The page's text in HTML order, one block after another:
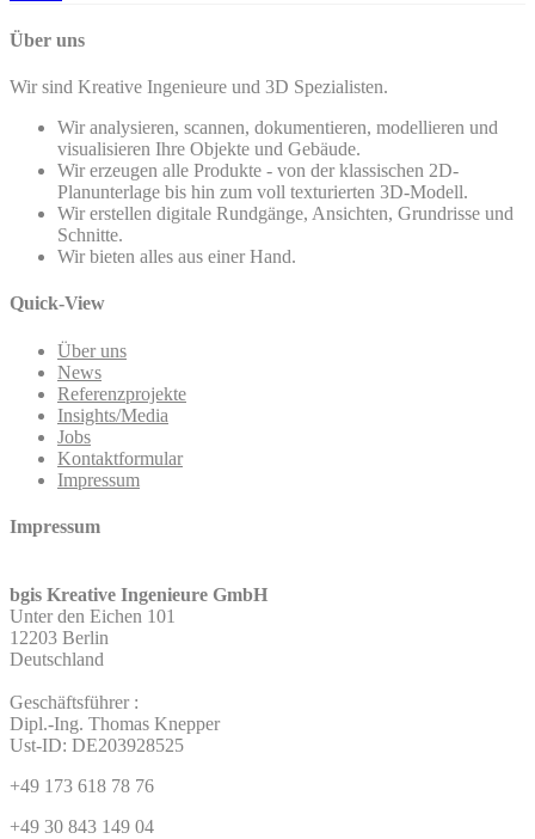
Über uns
Wir sind Kreative Ingenieure und 3D Spezialisten.
Wir analysieren, scannen, dokumentieren, modellieren und
visualisieren Ihre Objekte und Gebäude.
Wir erzeugen alle Produkte - von der klassischen 2D-
Planunterlage bis hin zum voll texturierten 3D-Modell.
Wir erstellen digitale Rundgänge, Ansichten, Grundrisse und
Schnitte.
Wir bieten alles aus einer Hand.
Quick-View
Über uns
News
Referenzprojekte
Insights/Media
Jobs
Kontaktformular
Impressum
Impressum
bgis Kreative Ingenieure GmbH
Unter den Eichen 101
12203 Berlin
Deutschland
Geschäftsführer :
Dipl.-Ing. Thomas Knepper
Ust-ID: DE203928525
+49 173 618 78 76
+49 30 843 149 04